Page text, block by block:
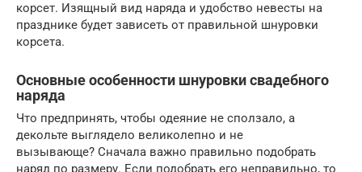
корсет. Изящный вид наряда и удобство невесты на
празднике будет зависеть от правильной шнуровки
корсета.
Основные особенности шнуровки свадебного
наряда
Что предпринять, чтобы одеяние не сползало, а
декольте выглядело великолепно и не
вызывающе? Сначала важно правильно подобрать
наряд по размеру. Если подобрать его неправильно, то